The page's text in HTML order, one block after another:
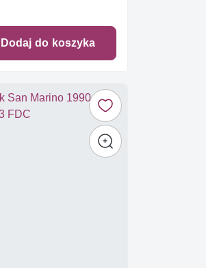
Dodaj do koszyka